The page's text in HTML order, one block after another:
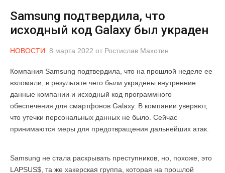
Samsung подтвердила, что
исходный код Galaxy был украден
НОВОСТИ 8 марта 2022 от Ростислав Махотин
Компания Samsung подтвердила, что на прошлой неделе ее
взломали, в результате чего были украдены внутренние
данные компании и исходный код программного
обеспечения для смартфонов Galaxy. В компании уверяют,
что утечки персональных данных не было. Сейчас
принимаются меры для предотвращения дальнейших атак.
Samsung не стала раскрывать преступников, но, похоже, это
LAPSUS$, та же хакерская группа, которая на прошлой